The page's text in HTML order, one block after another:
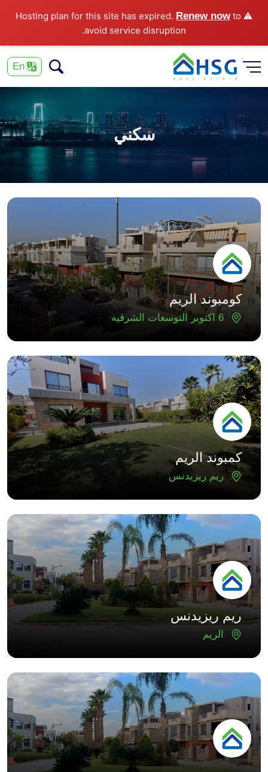
⚠️ Hosting plan for this site has expired.
Renew nowto
avoid service disruption.
En
سكني
كومبوند الريم
6 اكتوبر التوسعات الشرقيه
كمبوند الريم
ريم ريزيدنس
ريم ريزيدنس
الريم